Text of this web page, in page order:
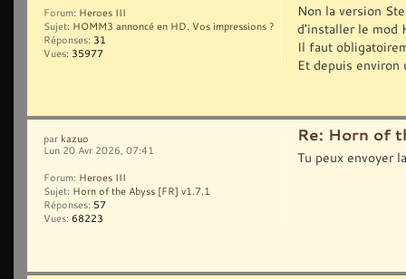
Non la version
d'installer le mod
Il faut
Et depuis environ
Forum: Heroes III
Sujet: HOMM3 annoncé en HD. Vos impressions ?
Réponses: 31
Vues: 35977
Re: Horn of
Tu peux envoyer
par kazuo
Lun 20 Avr 2026, 07:41
Forum: Heroes III
Sujet: Horn of the Abyss [FR] v1.7.1
Réponses: 57
Vues: 68223